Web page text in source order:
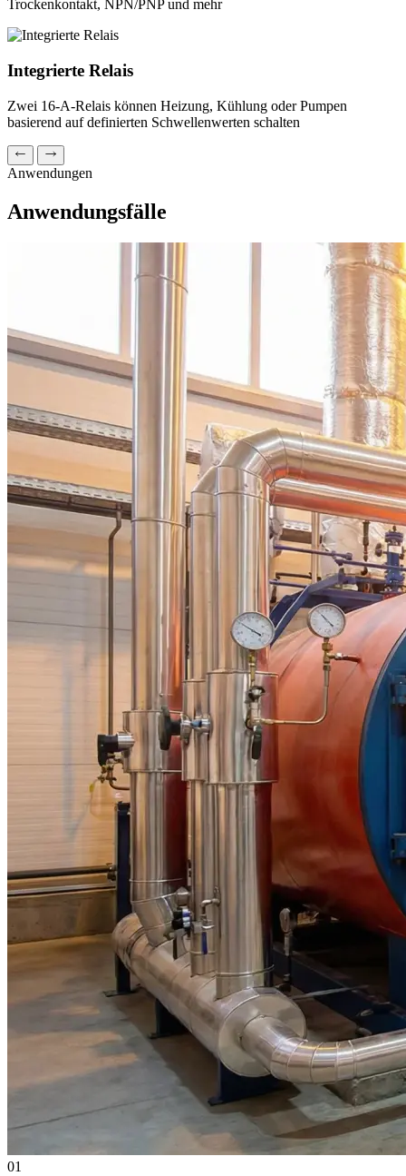
Trockenkontakt, NPN/PNP und mehr
Integrierte Relais
Zwei 16-A-Relais können Heizung, Kühlung oder Pumpen
basierend auf definierten Schwellenwerten schalten
Anwendungen
Anwendungsfälle
01